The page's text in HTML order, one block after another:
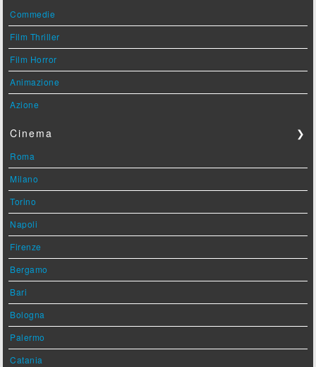
Commedie
Film Thriller
Film Horror
Animazione
Azione
Cinema ❯
Roma
Milano
Torino
Napoli
Firenze
Bergamo
Bari
Bologna
Palermo
Catania